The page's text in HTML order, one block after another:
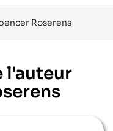
Roserens
l'auteur